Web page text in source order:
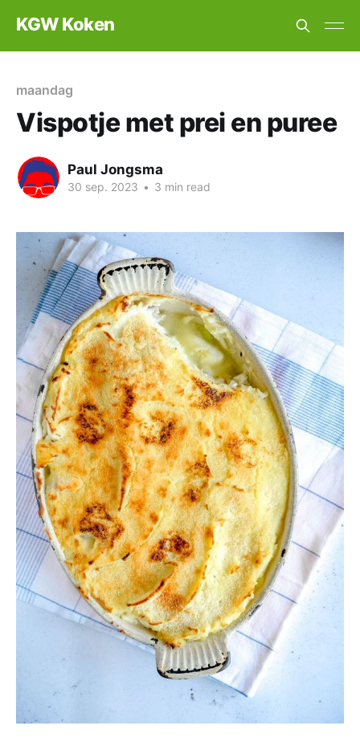
KGW Koken
maandag
Vispotje met prei en puree
Paul Jongsma
30 sep. 2023 • 3 min read